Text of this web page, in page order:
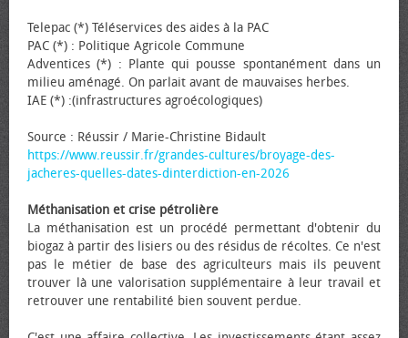
Telepac (*) Téléservices des aides à la PAC
PAC (*) : Politique Agricole Commune
Adventices (*) : Plante qui pousse spontanément dans un
milieu aménagé. On parlait avant de mauvaises herbes.
IAE (*) :(infrastructures agroécologiques)
Source : Réussir / Marie-Christine Bidault
https://www.reussir.fr/grandes-cultures/broyage-des-
jacheres-quelles-dates-dinterdiction-en-2026
Méthanisation et crise pétrolière
La méthanisation est un procédé permettant d'obtenir du
biogaz à partir des lisiers ou des résidus de récoltes. Ce n'est
pas le métier de base des agriculteurs mais ils peuvent
trouver là une valorisation supplémentaire à leur travail et
retrouver une rentabilité bien souvent perdue.